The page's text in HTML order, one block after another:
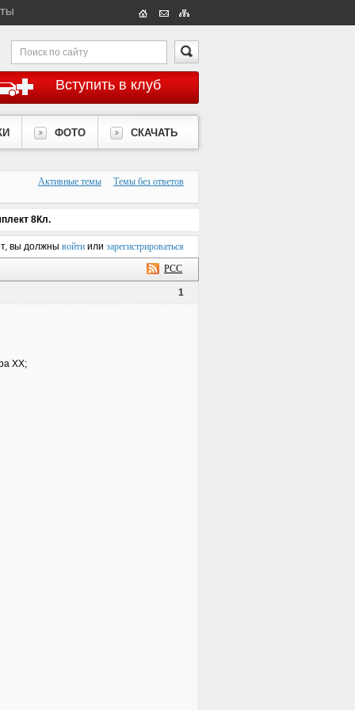
Вступить в клуб
ФОТО СКАЧАТЬ
Активные темы Темы без ответов
8Кл.
вы должны войтиили зарегистрироваться
РСС
1
ХХ;